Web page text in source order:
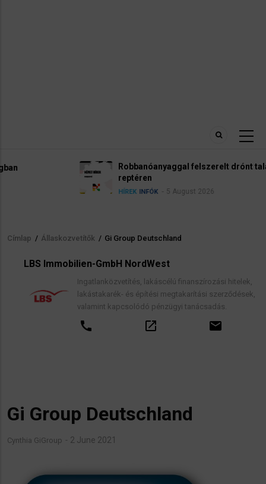
Robbanóanyaggal felszerelt drónt találtak a lipcsei
INFÓK 5 August 2026
Morzsa
Címlap / Állaskozvetítők / Gi Group Deutschland
LBS Immobilien-GmbH NordWest
Ingatlanközvetítés, lakáscélú finanszírozási hitelek,
lakástakarék- és építési megtakarítási szerződések,
valamint kapcsolódó pénzügyi tanácsadás.
Gi Group Deutschland
Cynthia GiGroup 2 June 2021